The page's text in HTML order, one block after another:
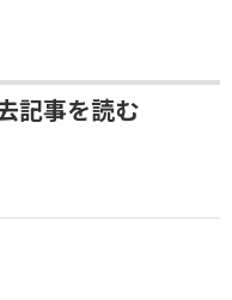
記事を読む